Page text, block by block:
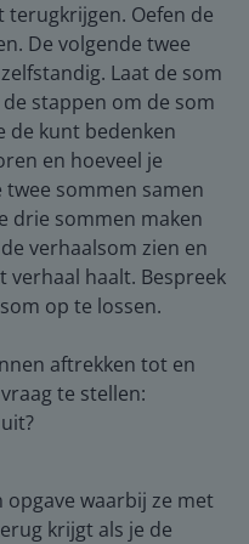
terugkrijgen. Oefen de
De volgende twee
Laat de som
stappen om de som
de kunt bedenken
en hoeveel je
sommen samen
drie sommen maken
verhaalsom zien en
verhaal haalt. Bespreek
op te lossen.
aftrekken tot en
te stellen:
opgave waarbij ze met
krijgt als je de